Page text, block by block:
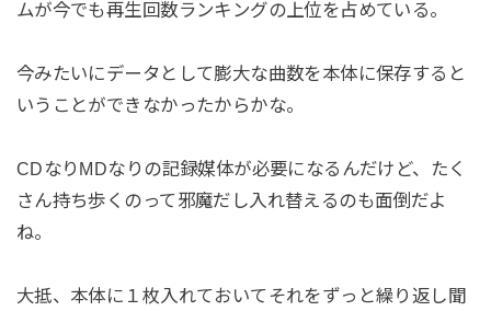
ムが今でも再生回数ランキングの上位を占めている。
今みたいにデータとして膨大な曲数を本体に保存すると
いうことができなかったからかな。
CDなりMDなりの記録媒体が必要になるんだけど、たく
さん持ち歩くのって邪魔だし入れ替えるのも面倒だよ
ね。
大抵、本体に１枚入れておいてそれをずっと繰り返し聞